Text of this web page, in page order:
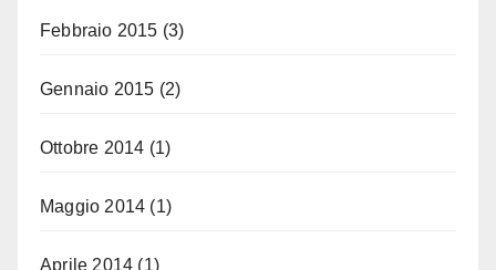
Febbraio 2015 (3)
Gennaio 2015 (2)
Ottobre 2014 (1)
Maggio 2014 (1)
Aprile 2014 (1)